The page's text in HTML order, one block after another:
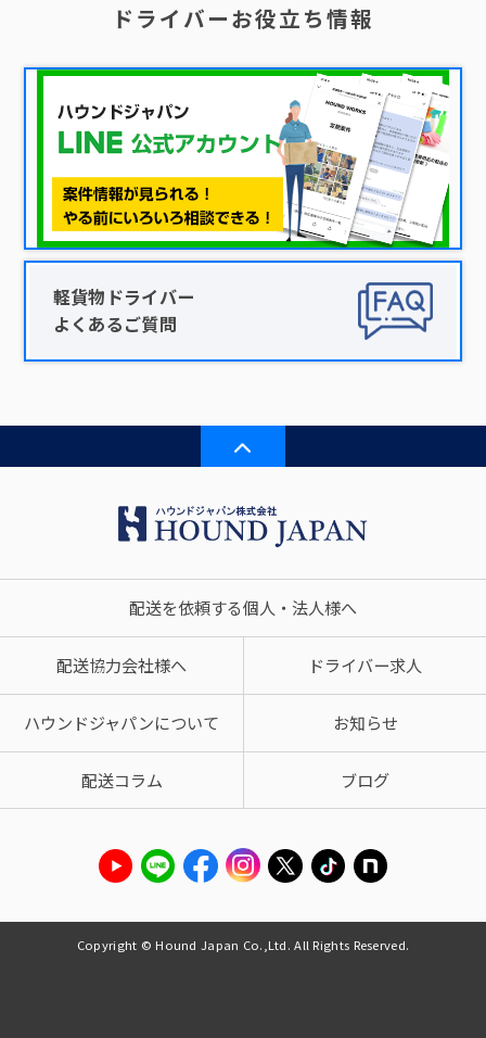
ドライバーお役立ち情報
軽貨物ドライバー
よくあるご質問
配送を依頼する個人・法人様へ
配送協力会社様へ ドライバー求人
ハウンドジャパンについて お知らせ
配送コラム ブログ
Copyright © Hound Japan Co.,Ltd. All Rights Reserved.